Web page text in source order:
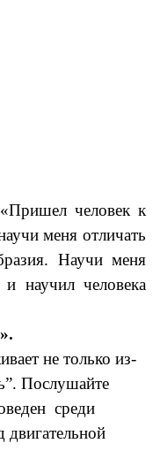
человек к
меня отличать
Научи меня
научил человека
не только из-
Послушайте
среди